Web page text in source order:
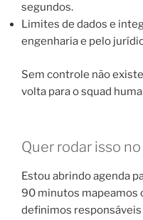
segundos.
Limites de dados e
engenharia e pelo
Sem controle não
volta para o squad
Quer rodar isso
Estou abrindo agenda
90 minutos mapeamos
definimos